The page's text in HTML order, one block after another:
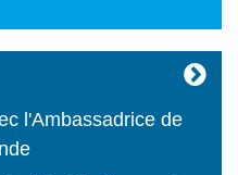
l'Ambassadrice de